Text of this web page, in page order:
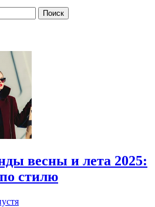
весны и лета 2025:
стилю